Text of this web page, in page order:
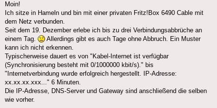
Moin!
Ich sitze in Hameln und bin mit einer privaten Fritz!Box 6490 Cable mit
dem Netz verbunden.
Seit dem 19. Dezember erlebe ich bis zu drei Verbindungsabbrüche an
einem Tag.
Allerdings gibt es auch Tage ohne Abbruch. Ein Muster
kann ich nicht erkennen.
Typischerweise dauert es von "Kabel-Internet ist verfügbar
(Synchronisierung besteht mit 0/1000000 kbit/s)." bis
"Internetverbindung wurde erfolgreich hergestellt. IP-Adresse:
xx.xx.xx.xxx..." 6 Minuten.
Die IP-Adresse, DNS-Server und Gateway sind anschließend die selben
wie vorher.